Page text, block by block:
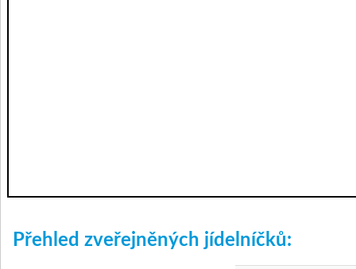
Přehled zveřejněných jídelníčků: